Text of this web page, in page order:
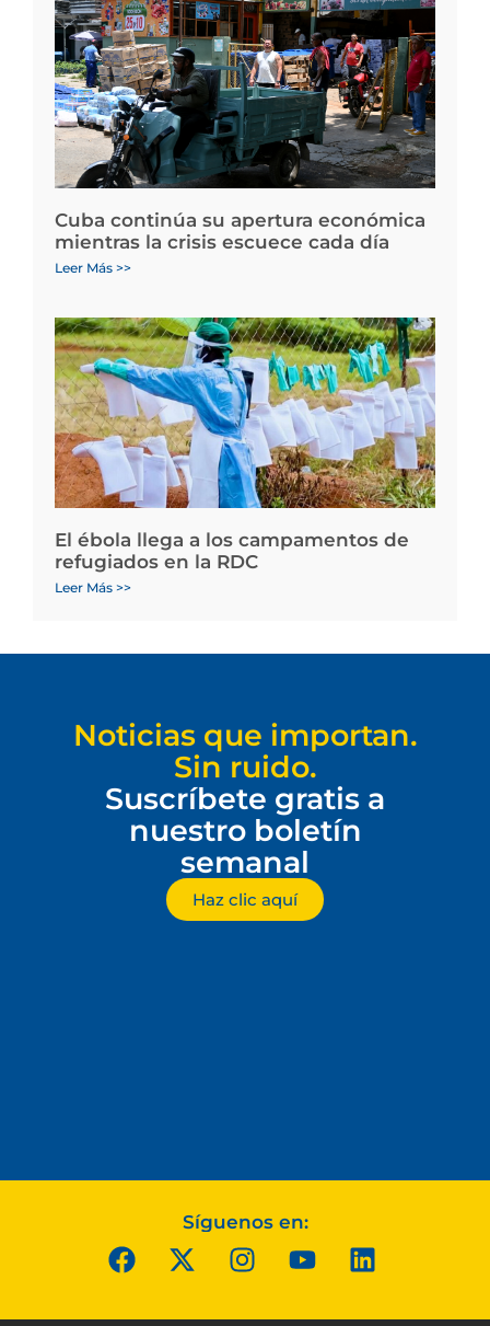
Cuba continúa su apertura económica
mientras la crisis escuece cada día
Leer Más >>
El ébola llega a los campamentos de
refugiados en la RDC
Leer Más >>
Noticias que importan.
Sin ruido.
Suscríbete gratis a
nuestro boletín
semanal
Haz clic aquí
Síguenos en: